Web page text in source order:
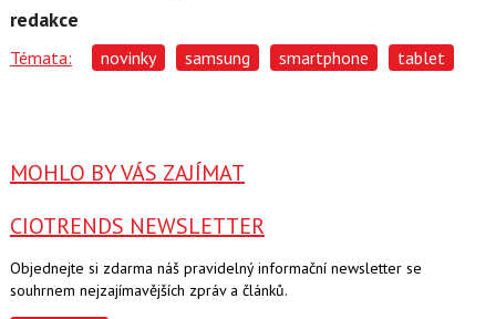
redakce
Témata: novinky samsung smartphone tablet
MOHLO BY VÁS ZAJÍMAT
CIOTRENDS NEWSLETTER
Objednejte si zdarma náš pravidelný informační newsletter se
souhrnem nejzajímavějších zpráv a článků.